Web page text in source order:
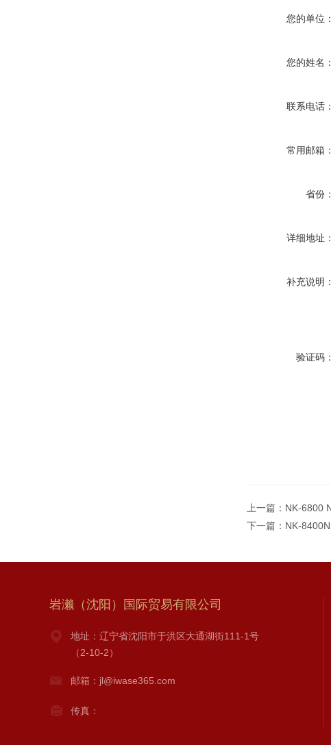
您的单位：
您的姓名：
联系电话：
常用邮箱：
省份：
详细地址：
补充说明：
验证码：
上一篇： NK-6800
下一篇： NK-
岩濑（沈阳）国际贸易有限公司
地址：辽宁省沈阳市于洪区大通湖街111-1号
（2-10-2）
邮箱：jl@iwase365.com
传真：